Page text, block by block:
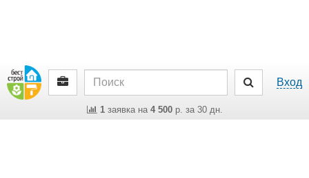
Вход
1заявка на 4 500р. за 30 дн.